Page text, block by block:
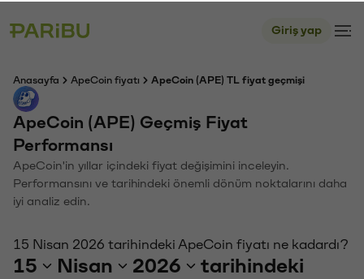
Giriş yap
Anasayfa ApeCoin fiyatı ApeCoin (APE) TL fiyat geçmişi
ApeCoin (APE) Geçmiş Fiyat
Performansı
ApeCoin'in yıllar içindeki fiyat değişimini inceleyin.
Performansını ve tarihindeki önemli dönüm noktalarını daha
iyi analiz edin.
15 Nisan 2026 tarihindeki ApeCoin fiyatı ne kadardı?
15 Nisan 2026
tarihindeki